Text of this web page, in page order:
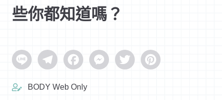
些你都知道嗎？
Line TelegramFacebookMessenger
Twitter Pinterest
BODY Web Only